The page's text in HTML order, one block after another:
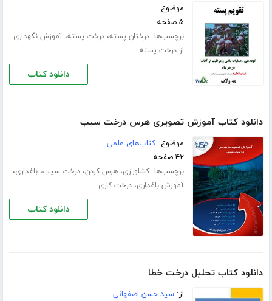
موضوع:
۵ صفحه
برچسب‌ها:درختان پسته،درخت پسته،آموزش نگهداری
از درخت پسته
دانلود کتاب
دانلود کتاب آموزش تصویری هرس درخت سیب
موضوع:کتاب‌های علمی
۴۲ صفحه
برچسب‌ها:کشاورزی،هرس کردن،درخت سیب،باغداری،
آموزش باغداری،درخت کاری
دانلود کتاب
دانلود کتاب تحلیل درخت خطا
از:سید حسن اصفهانی